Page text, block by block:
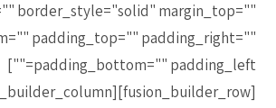
border_style="solid" margin_top=""
padding_top="" padding_right=""
padding_bottom="" padding_left=""]